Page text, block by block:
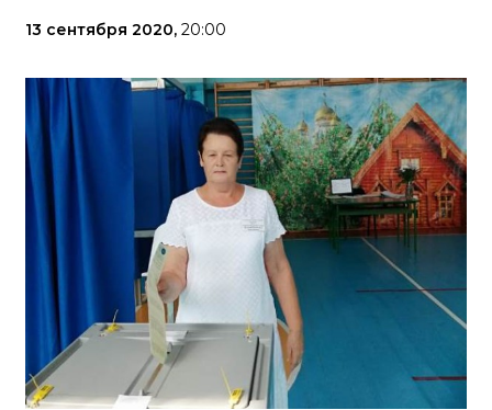
13 сентября 2020, 20:00